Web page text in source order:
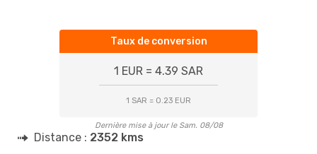
Taux de conversion
1 EUR = 4.39 SAR
1 SAR = 0.23 EUR
Dernière mise à jour le Sam. 08/08
Distance : 2352 kms